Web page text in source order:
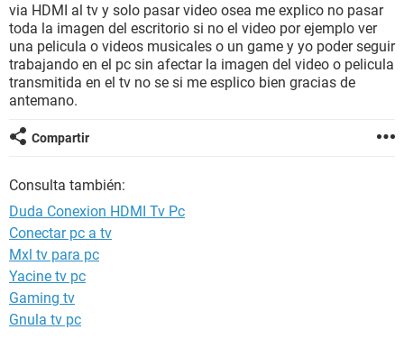
via HDMI al tv y solo pasar video osea me explico no pasar
toda la imagen del escritorio si no el video por ejemplo ver
una pelicula o videos musicales o un game y yo poder seguir
trabajando en el pc sin afectar la imagen del video o pelicula
transmitida en el tv no se si me esplico bien gracias de
antemano.
Compartir
Consulta también:
Duda Conexion HDMI Tv Pc
Conectar pc a tv
Mxl tv para pc
Yacine tv pc
Gaming tv
Gnula tv pc